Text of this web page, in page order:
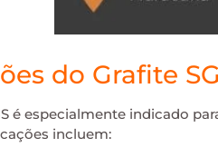
do Grafite
é especialmente indicado
incluem: